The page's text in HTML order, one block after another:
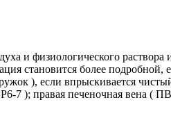
и физиологического
становится более
), если впрыскивается
7 ); правая печеночная вена (